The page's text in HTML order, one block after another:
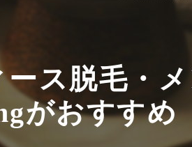
ス脱毛・
がおすすめ